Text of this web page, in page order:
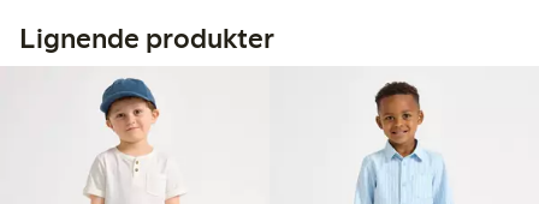
Lignende produkter